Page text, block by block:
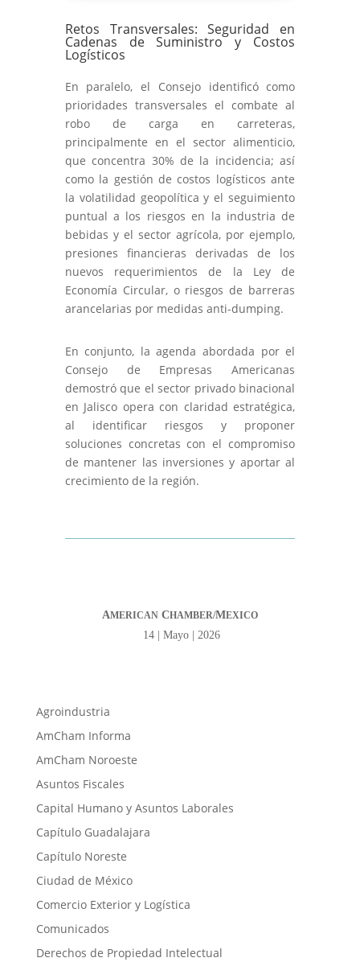
Retos Transversales: Seguridad en
Cadenas de Suministro y Costos
Logísticos
En paralelo, el Consejo identificó como
prioridades transversales el combate al
robo de carga en carreteras,
principalmente en el sector alimenticio,
que concentra 30% de la incidencia; así
como la gestión de costos logísticos ante
la volatilidad geopolítica y el seguimiento
puntual a los riesgos en la industria de
bebidas y el sector agrícola, por ejemplo,
presiones financieras derivadas de los
nuevos requerimientos de la Ley de
Economía Circular, o riesgos de barreras
arancelarias por medidas anti-dumping.
En conjunto, la agenda abordada por el
Consejo de Empresas Americanas
demostró que el sector privado binacional
en Jalisco opera con claridad estratégica,
al identificar riesgos y proponer
soluciones concretas con el compromiso
de mantener las inversiones y aportar al
crecimiento de la región.
AMERICANCHAMBER/MEXICO
14 | Mayo | 2026
Agroindustria
AmCham Informa
AmCham Noroeste
Asuntos Fiscales
Capital Humano y Asuntos Laborales
Capítulo Guadalajara
Capítulo Noreste
Ciudad de México
Comercio Exterior y Logística
Comunicados
Derechos de Propiedad Intelectual